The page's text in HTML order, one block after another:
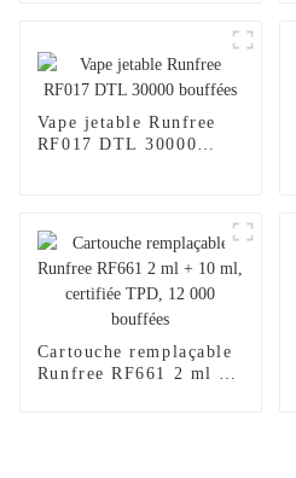
Vape jetable Runfree
RF017 DTL 30000
Cartouche remplaçable
Runfree RF661 2 ml +